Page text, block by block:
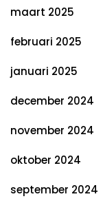
maart 2025
februari 2025
januari 2025
december 2024
november 2024
oktober 2024
september 2024